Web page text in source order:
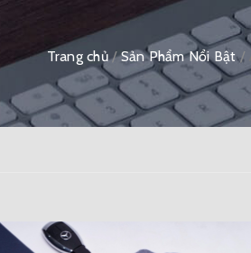
Trang chủ /Sản Phẩm Nổi Bật /